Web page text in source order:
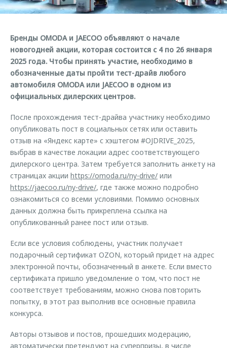
Кредитные программы
Кредитный калькулятор
Аксессуары
Одежда и сувениры
Оригинальные аксессуары
Трейд-ин
Калькулятор трейд-ин
Гарантия
Руководства по эксплуатации
Клиентская поддержка
O&J Автоклуб
Клуб владельцев OMODA
Аксессуары
Одежда и сувениры
Оригинальные аксессуары
Запчасти
Обратная связь
Бренды OMODA и JAECOO объявляют о начале
новогодней акции, которая состоится с 4 по 26 января
2025 года. Чтобы принять участие, необходимо в
обозначенные даты пройти тест-драйв любого
автомобиля OMODA или JAECOO в одном из
официальных дилерских центров.
После прохождения тест-драйва участнику необходимо
опубликовать пост в социальных сетях или оставить
отзыв на «Яндекс карте» с хэштегом #OJDRIVE_2025,
выбрав в качестве локации адрес соответствующего
дилерского центра. Затем требуется заполнить анкету на
страницах акции https://omoda.ru/ny-drive/ или
https://jaecoo.ru/ny-drive/, где также можно подробно
ознакомиться со всеми условиями. Помимо основных
данных должна быть прикреплена ссылка на
опубликованный ранее пост или отзыв.
Если все условия соблюдены, участник получает
подарочный сертификат OZON, который придет на адрес
электронной почты, обозначенный в анкете. Если вместо
сертификата пришло уведомление о том, что пост не
соответствует требованиям, можно снова повторить
попытку, в этот раз выполнив все основные правила
конкурса.
Авторы отзывов и постов, прошедших модерацию,
автоматически претендуют на суперпризы, в числе